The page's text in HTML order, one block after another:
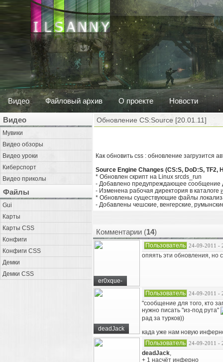
Видео Файловый архив О проекте Новости
Видео
Мувики
Видео обзоры
Видео уроки
Киберспорт
Видео приколы
Файлы
Gui
Карты
Карты CSS
Конфиги
Конфиги CSS
Демки
Демки CSS
Обновление CS:Source [20.01.11]
Как обновить css : обновление загрузится
Source Engine Changes (CS:S, DoD:S, TF2,
* Обновлен скрипт на Linux srcds_run
- Добавлено предупреждающее сообщение
- Изменена рабочая директория в каталоге
* Обновлены существующие файлы
- Добавлены чешские, венгерские,
Комментарии (14)
er0xque-
Пользователь 24-09-2011 -
опяять эти обновления, но
deadJack
Пользователь 24-09-2011 -
"сообщение для того, кто
нужно писать "из-под рута"
рад за турков))
када уже нам новую
Пользователь 24-09-2011 -
deadJack,
+ 1 насчёт инферно